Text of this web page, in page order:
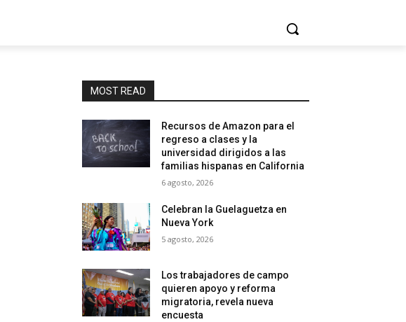
MOST READ
Recursos de Amazon para el
regreso a clases y la
universidad dirigidos a las
familias hispanas en California
6 agosto, 2026
Celebran la Guelaguetza en
Nueva York
5 agosto, 2026
Los trabajadores de campo
quieren apoyo y reforma
migratoria, revela nueva
encuesta